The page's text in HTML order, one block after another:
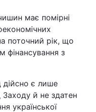
має помірні
поточний рік, що
фінансування з
дійсно є лише
й не здатен
української